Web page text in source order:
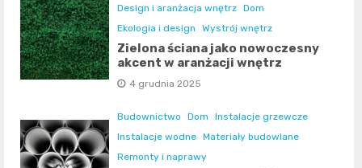
Design i aranżacja wnętrz Dom
Ekologia i design
Wystrój wnętrz
Zielona ściana jako nowoczesny
akcent w aranżacji wnętrz
4 grudnia 2025
Budownictwo Dom
Instalacje grzewcze
Instalacje wodne Materiały budowlane
Remonty i naprawy